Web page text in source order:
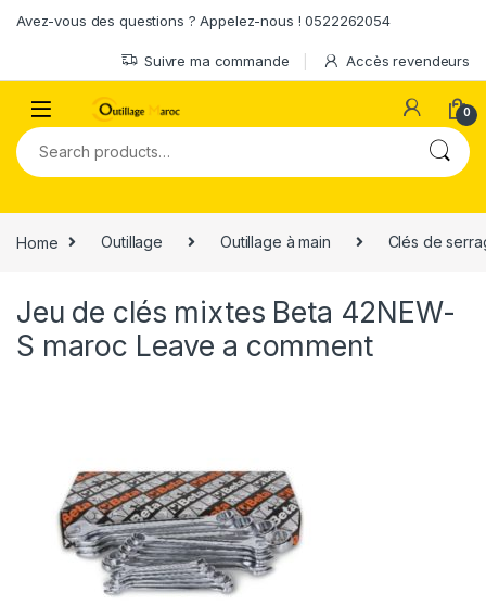
Avez-vous des questions ? Appelez-nous ! 0522262054
Suivre ma commande Accès revendeurs
0
Search for:
Home Outillage Outillage à main Clés de
Jeu de clés mixtes Beta 42NEW-
S maroc Leave a comment